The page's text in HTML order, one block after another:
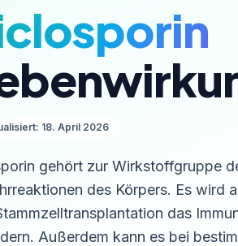
18. April 2026
gehört zur Wirkstoffgruppe
des Körpers. Es wird
das
Außerdem kann es bei